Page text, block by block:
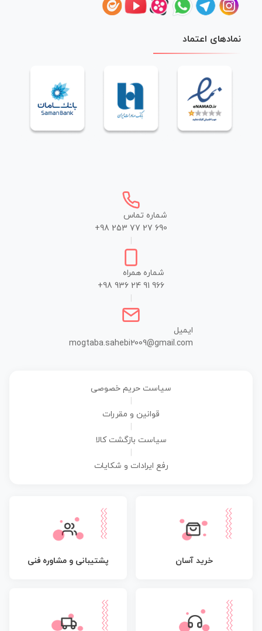
نمادهای اعتماد
شماره تماس
+98 253 77 27 690
شماره همراه
+98 936 24 91 966
ایمیل
mogtaba.sahebi2009@gmail.com
سیاست حریم خصوصی
قوانین و مقررات
سیاست بازگشت کالا
رفع ایرادات و شکایات
خرید آسان پشتیبانی و مشاوره فنی